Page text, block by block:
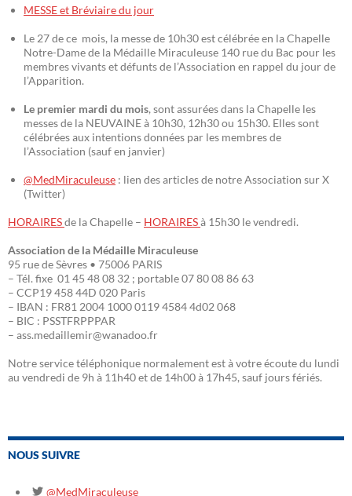
MESSE et Bréviaire du jour
Le 27 de ce mois, la messe de 10h30 est célébrée en la Chapelle
Notre-Dame de la Médaille Miraculeuse 140 rue du Bac pour les
membres vivants et défunts de l’Association en rappel du jour de
l’Apparition.
Le premier mardi du mois, sont assurées dans la Chapelle les
messes de la NEUVAINE à 10h30, 12h30 ou 15h30. Elles sont
célébrées aux intentions données par les membres de
l’Association (sauf en janvier)
@MedMiraculeuse : lien des articles de notre Association sur X
(Twitter)
HORAIRESde la Chapelle – HORAIRESà 15h30 le vendredi.
Association de la Médaille Miraculeuse
95 rue de Sèvres • 75006 PARIS
– Tél. fixe 01 45 48 08 32 ; portable 07 80 08 86 63
– CCP19 458 44D 020 Paris
– IBAN : FR81 2004 1000 0119 4584 4d02 068
– BIC : PSSTFRPPPAR
– ass.medaillemir@wanadoo.fr
Notre service téléphonique normalement est à votre écoute du lundi
au vendredi de 9h à 11h40 et de 14h00 à 17h45, sauf jours fériés.
NOUS SUIVRE
@MedMiraculeuse